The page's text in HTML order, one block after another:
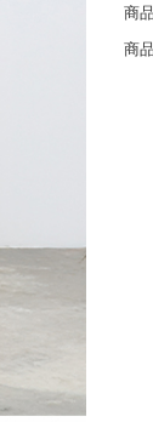
商
商